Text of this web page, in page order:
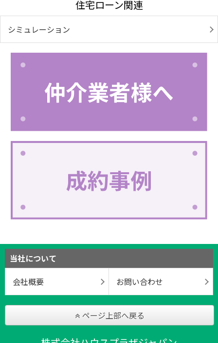
住宅ローン関連
シミュレーション
当社について
会社概要
お問い合わせ
ページ上部へ戻る